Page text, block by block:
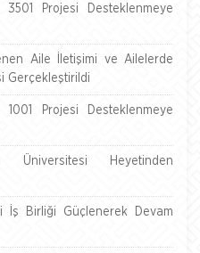
3501 Projesi Desteklenmeye
Aile İletişimi ve Ailelerde
Gerçekleştirildi
1001 Projesi Desteklenmeye
Üniversitesi Heyetinden
İş Birliği Güçlenerek Devam